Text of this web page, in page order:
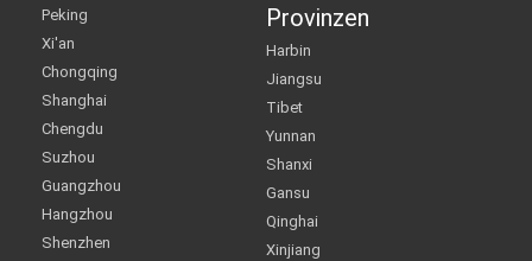
Peking
Xi'an
Chongqing
Shanghai
Chengdu
Suzhou
Guangzhou
Hangzhou
Shenzhen
Provinzen
Harbin
Jiangsu
Tibet
Yunnan
Shanxi
Gansu
Qinghai
Xinjiang